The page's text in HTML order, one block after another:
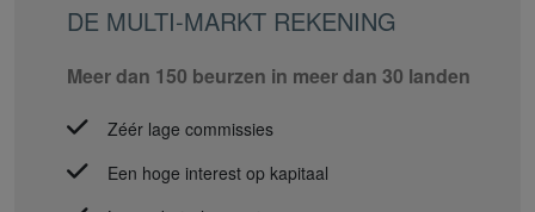
DE MULTI-MARKT REKENING
Meer dan 150 beurzen in meer dan 30 landen
Zéér lage commissies
Een hoge interest op kapitaal